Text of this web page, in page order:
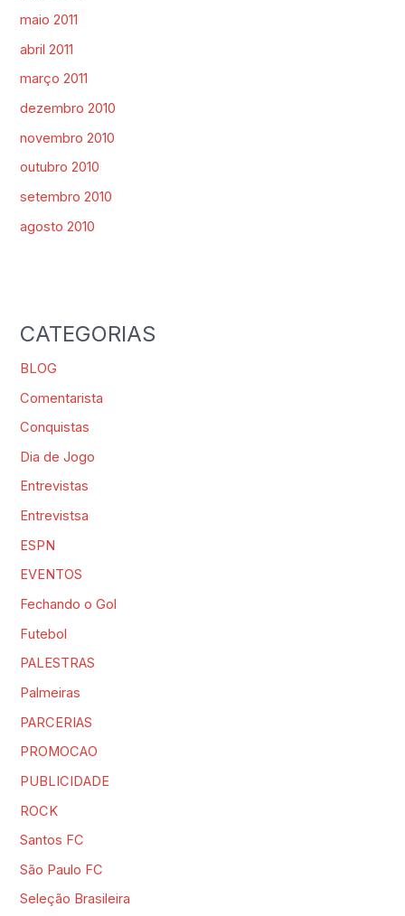
maio 2011
abril 2011
março 2011
dezembro 2010
novembro 2010
outubro 2010
setembro 2010
agosto 2010
CATEGORIAS
BLOG
Comentarista
Conquistas
Dia de Jogo
Entrevistas
Entrevistsa
ESPN
EVENTOS
Fechando o Gol
Futebol
PALESTRAS
Palmeiras
PARCERIAS
PROMOCAO
PUBLICIDADE
ROCK
Santos FC
São Paulo FC
Seleção Brasileira